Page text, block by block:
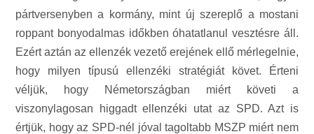
pártversenyben a kormány, mint új szereplő a mostani
roppant bonyodalmas időkben óhatatlanul vesztésre áll.
Ezért aztán az ellenzék vezető erejének ellő mérlegelnie,
hogy milyen típusú ellenzéki stratégiát követ. Érteni
véljük, hogy Németországban miért követi a
viszonylagosan higgadt ellenzéki utat az SPD. Azt is
értjük, hogy az SPD-nél jóval tagoltabb MSZP miért nem